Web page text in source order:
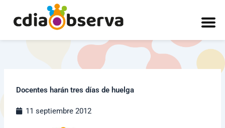
contenido
Docentes harán tres días de huelga
11 septiembre 2012